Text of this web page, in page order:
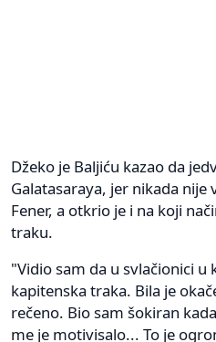
Džeko je Baljiću kazao da
Galatasaraya, jer nikada nije
Fener, a otkrio je i na koji
traku.
"Vidio sam da u svlačionici u
kapitenska traka. Bila je
rečeno. Bio sam šokiran
me je motivisalo... To je